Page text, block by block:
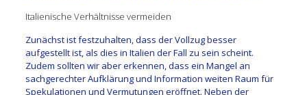
Italienische Verhältnisse vermeiden
Zunächst ist festzuhalten, dass der Vollzug besser
aufgestellt ist, als dies in Italien der Fall zu sein scheint.
Zudem sollten wir aber erkennen, dass ein Mangel an
sachgerechter Aufklärung und Information weiten Raum für
Spekulationen und Vermutungen eröffnet. Neben der